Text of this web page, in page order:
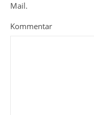
Mail.
Kommentar